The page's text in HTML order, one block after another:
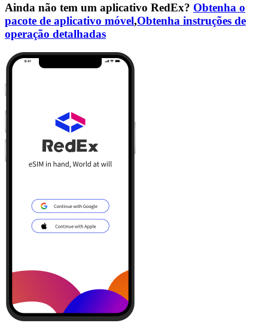
Ainda não tem um aplicativo RedEx? Obtenha o
pacote de aplicativo móvel,Obtenha instruções de
operação detalhadas